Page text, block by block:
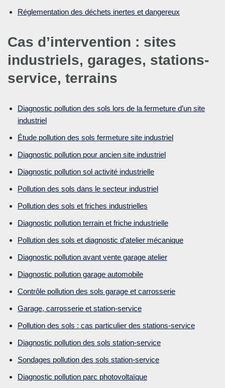
Réglementation des déchets inertes et dangereux
Cas d’intervention : sites
industriels, garages, stations-
service, terrains
Diagnostic pollution des sols lors de la fermeture d’un site
industriel
Étude pollution des sols fermeture site industriel
Diagnostic pollution pour ancien site industriel
Diagnostic pollution sol activité industrielle
Pollution des sols dans le secteur industriel
Pollution des sols et friches industrielles
Diagnostic pollution terrain et friche industrielle
Pollution des sols et diagnostic d’atelier mécanique
Diagnostic pollution avant vente garage atelier
Diagnostic pollution garage automobile
Contrôle pollution des sols garage et carrosserie
Garage, carrosserie et station-service
Pollution des sols : cas particulier des stations-service
Diagnostic pollution des sols station-service
Sondages pollution des sols station-service
Diagnostic pollution parc photovoltaïque